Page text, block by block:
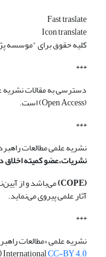
Fast traslate
Icon translate
کلیه حقوق برای "موسسه
***
دسترسی به مقالات نشریه
(Open Access) است.
***
نشریه علمی مطالعات
نشریات،عضو کمیته اخلاق
(COPE)
می‌باشد و از
آثار علمی پیروی می‌نماید.
***
نشریه علمی «مطالعات
InternationalCC-BY 4.0